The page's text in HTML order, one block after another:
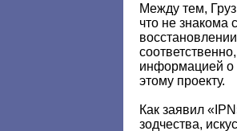
Между тем,
что не знакома
информацией о
этому проекту.
Как заявил
зодчества,